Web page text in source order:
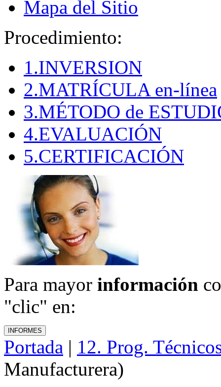
Mapa del Sitio
Procedimiento:
1.INVERSION
2.MATRÍCULA en-línea
3.MÉTODO de
4.EVALUACIÓN
5.CERTIFICACIÓN
Para mayor información
"clic" en:
Portada | 12. Prog.
Manufacturera)